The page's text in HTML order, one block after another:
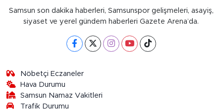
Samsun son dakika haberleri, Samsunspor gelişmeleri, asayiş,
siyaset ve yerel gündem haberleri Gazete Arena’da.
Nöbetçi Eczaneler
Hava Durumu
Samsun Namaz Vakitleri
Trafik Durumu